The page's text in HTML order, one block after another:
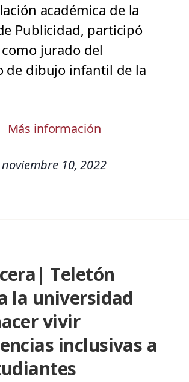
académica de la
Publicidad, participó
jurado del
de dibujo infantil de la
Más información
noviembre 10, 2022
Teletón
la universidad
vivir
inclusivas a